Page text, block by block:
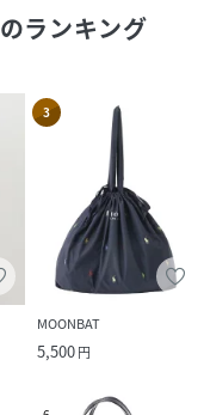
のランキング
3
MOONBAT
5,500円